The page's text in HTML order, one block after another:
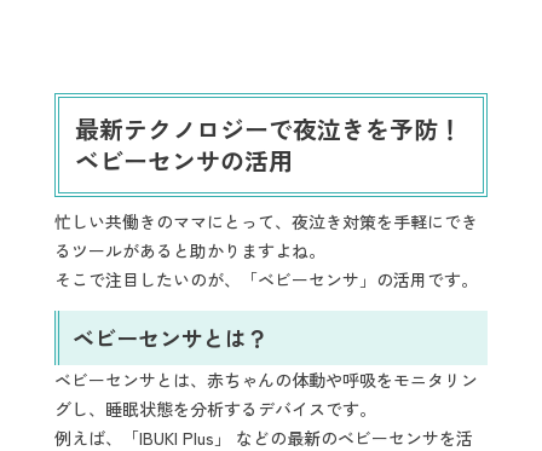
最新テクノロジーで夜泣きを予防！
ベビーセンサの活用
忙しい共働きのママにとって、夜泣き対策を手軽にでき
るツールがあると助かりますよね。
そこで注目したいのが、「ベビーセンサ」の活用です。
ベビーセンサとは？
ベビーセンサとは、赤ちゃんの体動や呼吸をモニタリン
グし、睡眠状態を分析するデバイスです。
例えば、「IBUKI Plus」 などの最新のベビーセンサを活